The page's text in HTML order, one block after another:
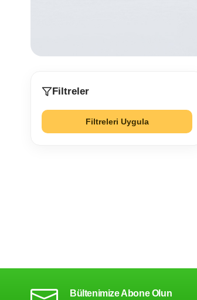
Filtreler
Filtreleri Uygula
Bültenimize Abone Olun